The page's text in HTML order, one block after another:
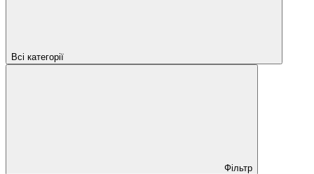
Всі категорії
Фільтр